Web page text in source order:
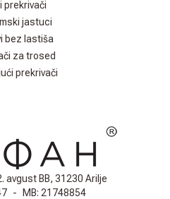
prekrivači
jastuci
bez lastiša
za trosed
prekrivači
avgust BB, 31230 Arilje
- MB: 21748854